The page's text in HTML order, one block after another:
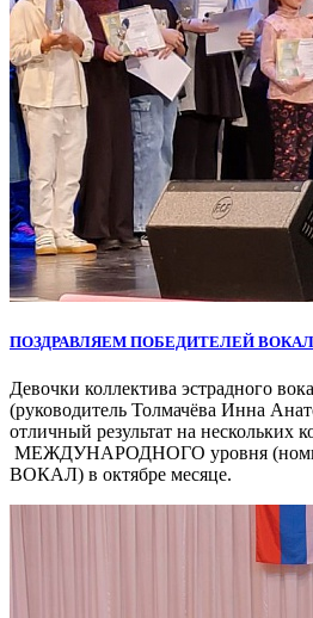
ПОЗДРАВЛЯЕМ ПОБЕДИТЕЛЕЙ
Девочки коллектива эстрадного
(руководитель Толмачёва Инна
отличный результат на нескольких
МЕЖДУНАРОДНОГО уровня
ВОКАЛ) в октябре месяце.